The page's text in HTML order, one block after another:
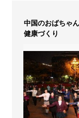
中国のおばちゃ
健康づくり